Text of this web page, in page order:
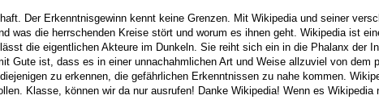
Der Erkenntnisgewinn kennt keine Grenzen. Mit Wikipedia und seiner
was die herrschenden Kreise stört und worum es ihnen geht. Wikipedia ist
die eigentlichen Akteure im Dunkeln. Sie reiht sich ein in die Phalanx
Gute ist, dass es in einer unnachahmlichen Art und Weise allzuviel von
zu erkennen, die gefährlichen Erkenntnissen zu nahe kommen.
Klasse, können wir da nur ausrufen! Danke Wikipedia! Wenn es